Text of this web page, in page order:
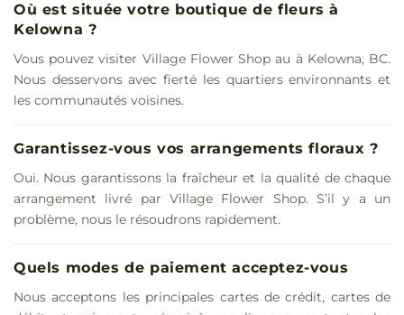
Où est située votre boutique de fleurs à
Kelowna ?
Vous pouvez visiter Village Flower Shop au à Kelowna, BC.
Nous desservons avec fierté les quartiers environnants et
les communautés voisines.
Garantissez-vous vos arrangements floraux ?
Oui. Nous garantissons la fraîcheur et la qualité de chaque
arrangement livré par Village Flower Shop. S’il y a un
problème, nous le résoudrons rapidement.
Quels modes de paiement acceptez-vous
Nous acceptons les principales cartes de crédit, cartes de